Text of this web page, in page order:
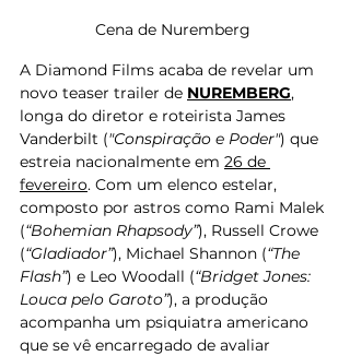
Cena de Nuremberg
A Diamond Films acaba de revelar um
novo teaser trailer de NUREMBERG,
longa do diretor e roteirista James
Vanderbilt ("Conspiração e Poder") que
estreia nacionalmente em 26 de
fevereiro. Com um elenco estelar,
composto por astros como Rami Malek
(“Bohemian Rhapsody”), Russell Crowe
(“Gladiador”), Michael Shannon (“The
Flash”) e Leo Woodall (“Bridget Jones:
Louca pelo Garoto”), a produção
acompanha um psiquiatra americano
que se vê encarregado de avaliar